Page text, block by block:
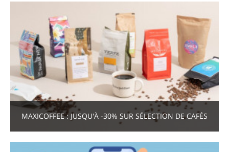
MAXICOFFEE : JUSQU'À -30% SUR SÉLECTION DE CAFÉS